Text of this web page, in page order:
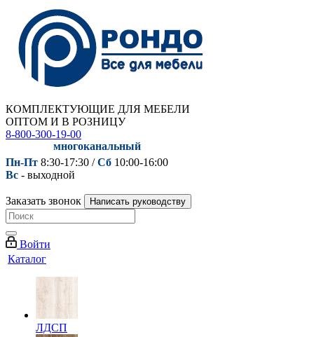
КОМПЛЕКТУЮЩИЕ ДЛЯ МЕБЕЛИ
ОПТОМ И В РОЗНИЦУ
8-800-300-19-00
многоканальный
Пн-Пт 8:30-17:30 /Сб 10:00-16:00
Вс - выходной
Заказать звонок Написать руководству
Войти
Каталог
ЛДСП